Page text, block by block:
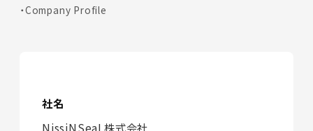
Company Profile
社名
NissiNSeaL株式会社